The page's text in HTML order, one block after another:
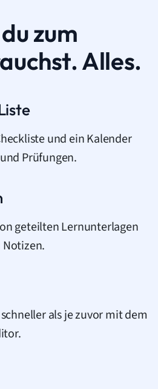
zum
Alles.
und ein Kalender
Prüfungen.
geteilten Lernunterlagen
als je zuvor mit dem